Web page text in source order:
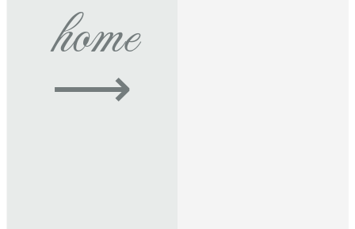
home
⟶